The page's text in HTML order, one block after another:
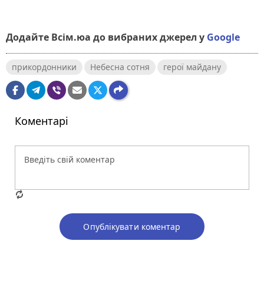
Додайте Всім.юа до вибраних джерел у Google
прикордонники Небесна сотня герої майдану
Коментарі
Опублікувати коментар